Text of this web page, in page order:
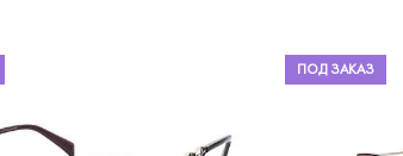
ПОД ЗАКАЗ